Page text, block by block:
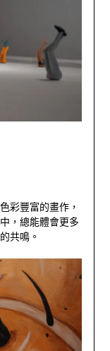
彩豐富的畫作，
，總能體會更多
共鳴。